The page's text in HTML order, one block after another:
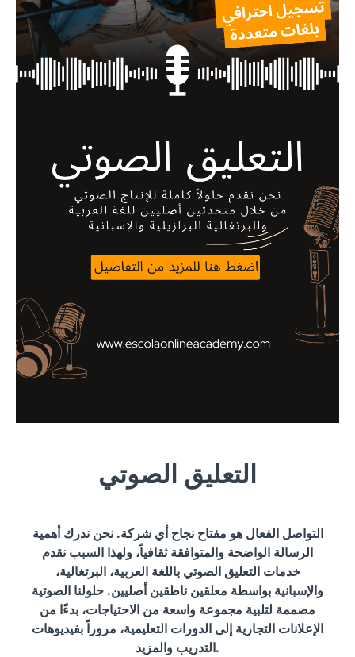
التعليق الصوتي
التواصل الفعال هو مفتاح نجاح أي شركة. نحن ندرك أهمية
الرسالة الواضحة والمتوافقة ثقافياً، ولهذا السبب نقدم
خدمات التعليق الصوتي باللغة العربية، البرتغالية،
والإسبانية بواسطة معلقين ناطقين أصليين. حلولنا الصوتية
مصممة لتلبية مجموعة واسعة من الاحتياجات، بدءًا من
الإعلانات التجارية إلى الدورات التعليمية، مروراً بفيديوهات
التدريب والمزيد.